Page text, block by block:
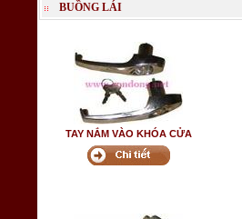
BUỒNG LÁI
TAY NẮM VÀO KHÓA CỬA